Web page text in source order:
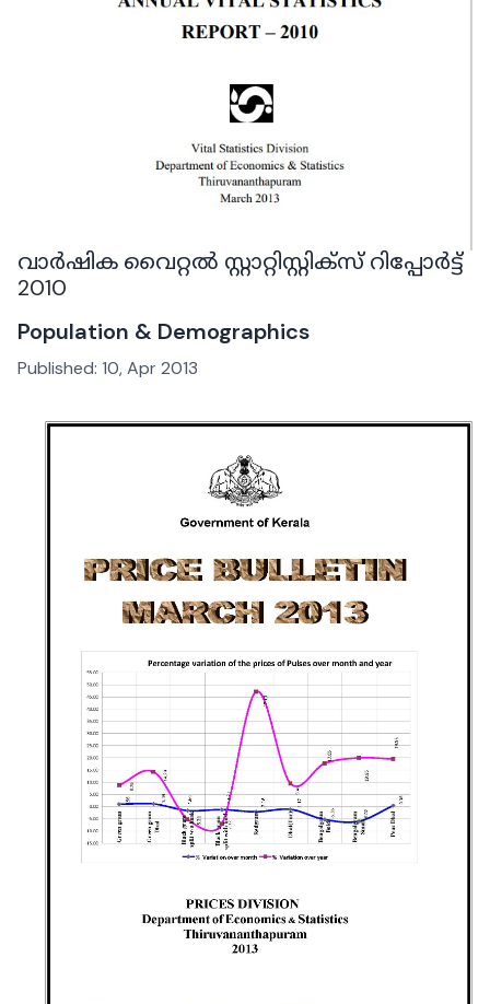
വാർഷിക വൈറ്റൽ സ്റ്റാറ്റിസ്റ്റിക്‌സ് റിപ്പോർട്ട്
2010
Population & Demographics
Published: 10, Apr 2013